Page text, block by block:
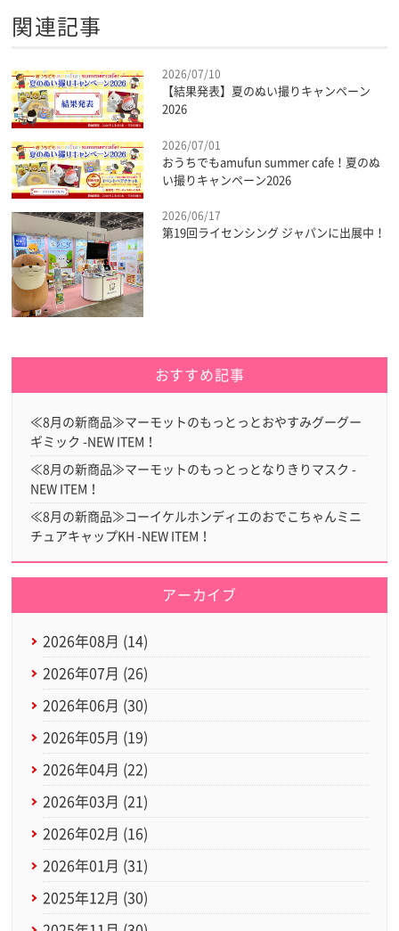
関連記事
2026/07/10
【結果発表】夏のぬい撮りキャンペーン
2026
2026/07/01
おうちでもamufun summer cafe！夏のぬ
い撮りキャンペーン2026
2026/06/17
第19回ライセンシング ジャパンに出展中！
おすすめ記事
≪8月の新商品≫マーモットのもっとっとおやすみグーグー
ギミック -NEW ITEM！
≪8月の新商品≫マーモットのもっとっとなりきりマスク -
NEW ITEM！
≪8月の新商品≫コーイケルホンディエのおでこちゃんミニ
チュアキャップKH -NEW ITEM！
アーカイブ
2026年08月 (14)
2026年07月 (26)
2026年06月 (30)
2026年05月 (19)
2026年04月 (22)
2026年03月 (21)
2026年02月 (16)
2026年01月 (31)
2025年12月 (30)